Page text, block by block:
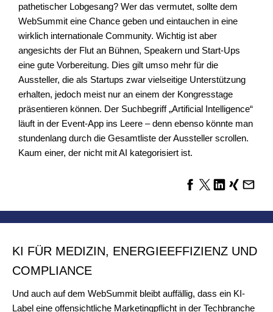
pathetischer Lobgesang? Wer das vermutet, sollte dem
WebSummit eine Chance geben und eintauchen in eine
wirklich internationale Community. Wichtig ist aber
angesichts der Flut an Bühnen, Speakern und Start-Ups
eine gute Vorbereitung. Dies gilt umso mehr für die
Aussteller, die als Startups zwar vielseitige Unterstützung
erhalten, jedoch meist nur an einem der Kongresstage
präsentieren können. Der Suchbegriff „Artificial Intelligence“
läuft in der Event-App ins Leere – denn ebenso könnte man
stundenlang durch die Gesamtliste der Aussteller scrollen.
Kaum einer, der nicht mit AI kategorisiert ist.
KI FÜR MEDIZIN, ENERGIEEFFIZIENZ UND
COMPLIANCE
Und auch auf dem WebSummit bleibt auffällig, dass ein KI-
Label eine offensichtliche Marketingpflicht in der Techbranche